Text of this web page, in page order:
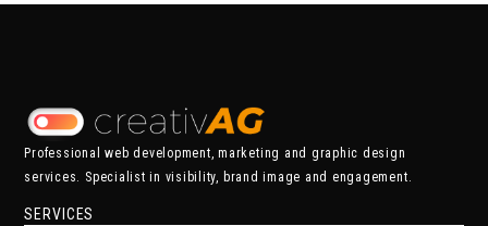
Professional web development, marketing and graphic design
services. Specialist in visibility, brand image and engagement.
SERVICES